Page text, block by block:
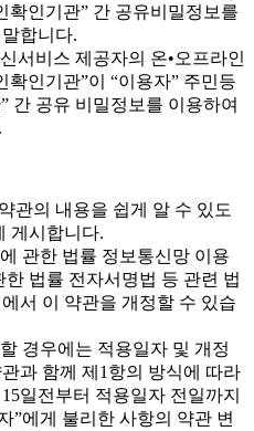
확인기관” 간 공유비밀정보를
합니다.
서비스 제공자의 온•오프라인
확인기관”이 “이용자” 주민등
간 공유 비밀정보를 이용하여
관의 내용을 쉽게 알 수 있도
게시합니다.
관한 법률 정보통신망 이용
법률 전자서명법 등 관련 법
서 이 약관을 개정할 수 있습
경우에는 적용일자 및 개정
과 함께 제1항의 방식에 따라
일전부터 적용일자 전일까지
”에게 불리한 사항의 약관 변